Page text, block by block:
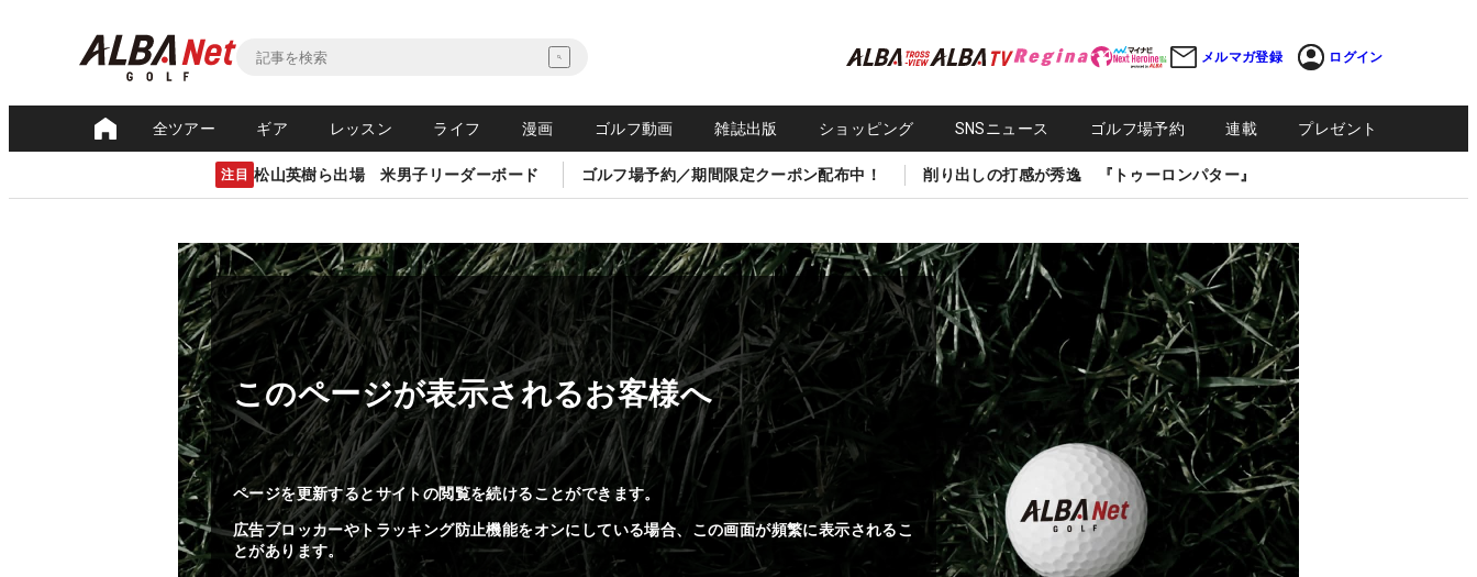
メルマガ登録 ログイン
全ツアー ギア レッスン ライフ 漫画 ゴルフ動画 雑誌出版 ショッピング SNSニュース ゴルフ場予約 連載 プレゼント
注目 松山英樹ら出場 米男子リーダーボード ゴルフ場予約／期間限定クーポン配布中！ 削り出しの打感が秀逸 『トゥーロンパター』
このページが表示されるお客様へ
ページを更新するとサイトの閲覧を続けることができます。
広告ブロッカーやトラッキング防止機能をオンにしている場合、この画面が頻繁に表示されるこ
とがあります。